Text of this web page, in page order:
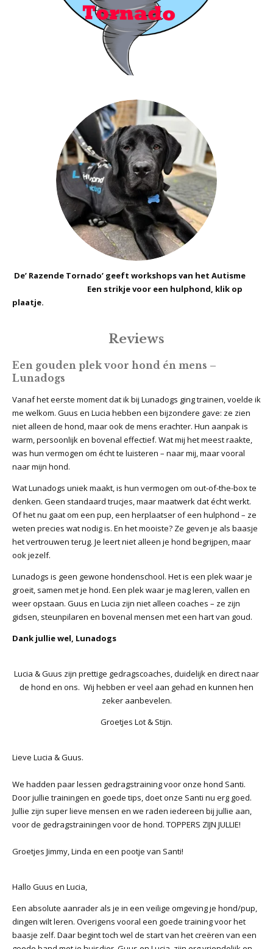
De’ Razende Tornado’ geeft workshops van het Autisme
Een strikje voor een hulphond, klik op
plaatje.
Reviews
Een gouden plek voor hond én mens –
Lunadogs
Vanaf het eerste moment dat ik bij Lunadogs ging trainen, voelde ik
me welkom. Guus en Lucia hebben een bijzondere gave: ze zien
niet alleen de hond, maar ook de mens erachter. Hun aanpak is
warm, persoonlijk en bovenal effectief. Wat mij het meest raakte,
was hun vermogen om écht te luisteren – naar mij, maar vooral
naar mijn hond.
Wat Lunadogs uniek maakt, is hun vermogen om out-of-the-box te
denken. Geen standaard trucjes, maar maatwerk dat écht werkt.
Of het nu gaat om een pup, een herplaatser of een hulphond – ze
weten precies wat nodig is. En het mooiste? Ze geven je als baasje
het vertrouwen terug. Je leert niet alleen je hond begrijpen, maar
ook jezelf.
Lunadogs is geen gewone hondenschool. Het is een plek waar je
groeit, samen met je hond. Een plek waar je mag leren, vallen en
weer opstaan. Guus en Lucia zijn niet alleen coaches – ze zijn
gidsen, steunpilaren en bovenal mensen met een hart van goud.
Dank jullie wel, Lunadogs
Lucia & Guus zijn prettige gedragscoaches, duidelijk en direct naar
de hond en ons. Wij hebben er veel aan gehad en kunnen hen
zeker aanbevelen.
Groetjes Lot & Stijn.
Lieve Lucia & Guus.
We hadden paar lessen gedragstraining voor onze hond Santi.
Door jullie trainingen en goede tips, doet onze Santi nu erg goed.
Jullie zijn super lieve mensen en we raden iedereen bij jullie aan,
voor de gedragstrainingen voor de hond. TOPPERS ZIJN JULLIE!
Groetjes Jimmy, Linda en een pootje van Santi!
Hallo Guus en Lucia,
Een absolute aanrader als je in een veilige omgeving je hond/pup,
dingen wilt leren. Overigens vooral een goede training voor het
baasje zelf. Daar begint toch wel de start van het creëren van een